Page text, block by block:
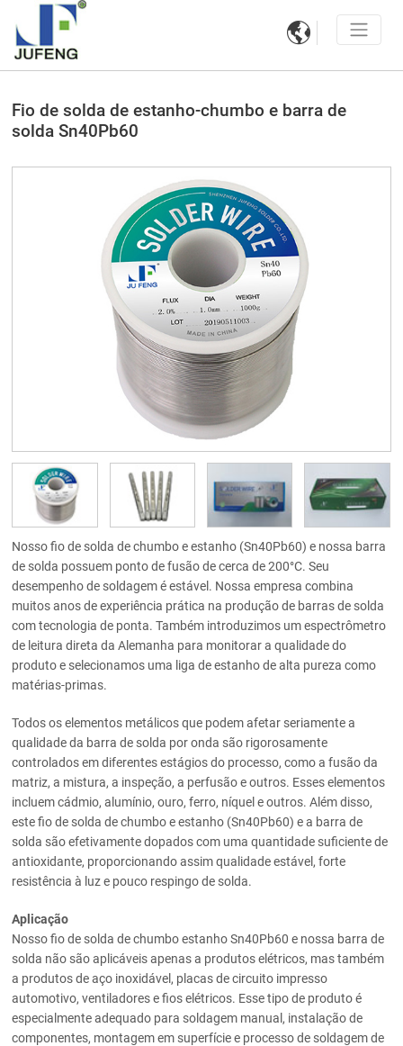

Fio de solda de estanho-chumbo e barra de
solda Sn40Pb60
Nosso fio de solda de chumbo e estanho (Sn40Pb60) e nossa barra
de solda possuem ponto de fusão de cerca de 200°C. Seu
desempenho de soldagem é estável. Nossa empresa combina
muitos anos de experiência prática na produção de barras de solda
com tecnologia de ponta. Também introduzimos um espectrômetro
de leitura direta da Alemanha para monitorar a qualidade do
produto e selecionamos uma liga de estanho de alta pureza como
matérias-primas.
Todos os elementos metálicos que podem afetar seriamente a
qualidade da barra de solda por onda são rigorosamente
controlados em diferentes estágios do processo, como a fusão da
matriz, a mistura, a inspeção, a perfusão e outros. Esses elementos
incluem cádmio, alumínio, ouro, ferro, níquel e outros. Além disso,
este fio de solda de chumbo e estanho (Sn40Pb60) e a barra de
solda são efetivamente dopados com uma quantidade suficiente de
antioxidante, proporcionando assim qualidade estável, forte
resistência à luz e pouco respingo de solda.
Aplicação
Nosso fio de solda de chumbo estanho Sn40Pb60 e nossa barra de
solda não são aplicáveis apenas a produtos elétricos, mas também
a produtos de aço inoxidável, placas de circuito impresso
automotivo, ventiladores e fios elétricos. Esse tipo de produto é
especialmente adequado para soldagem manual, instalação de
componentes, montagem em superfície e processo de soldagem de